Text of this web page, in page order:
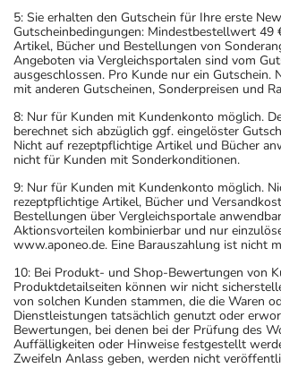
teilnehmen oder Maschinen (auch im
mit denen Sie sich verletzen können.
- Bei Nichteinhaltung des
schwerwiegende Nebenwirkungen
Überwachung der sachgemäßen
ist bei gefährdeten Personen notwendig.
- Es kann Arzneimittel geben, mit denen
Wechselwirkungen auftreten. Sie sollten
generell vor der Behandlung mit einem
Arzneimittel jedes andere, das Sie
dem Arzt oder Apotheker angeben. Das
Arzneimittel, die Sie selbst kaufen, nur
anwenden oder deren Anwendung
zurückliegt.
Bitte verwenden Sie dieses Arzneimittel
dem auf der Packung oder der
angegebenen Verfallsdatum. Das
5: Sie erhalten den Gutschein für Ihre erste
Gutscheinbedingungen: Mindestbestellwert 49
Artikel, Bücher und Bestellungen von
Angeboten via Vergleichsportalen sind vom
ausgeschlossen. Pro Kunde nur ein Gutschein.
mit anderen Gutscheinen, Sonderpreisen und
8: Nur für Kunden mit Kundenkonto möglich.
berechnet sich abzüglich ggf. eingelöster
Nicht auf rezeptpflichtige Artikel und Bücher
nicht für Kunden mit Sonderkonditionen.
9: Nur für Kunden mit Kundenkonto möglich.
rezeptpflichtige Artikel, Bücher und
Bestellungen über Vergleichsportale
Aktionsvorteilen kombinierbar und nur
www.aponeo.de. Eine Barauszahlung ist nicht
10: Bei Produkt- und Shop-Bewertungen von
Produktdetailseiten können wir nicht
von solchen Kunden stammen, die die Waren
Dienstleistungen tatsächlich genutzt oder
Bewertungen, bei denen bei der Prüfung des
Auffälligkeiten oder Hinweise festgestellt
Zweifeln Anlass geben, werden nicht